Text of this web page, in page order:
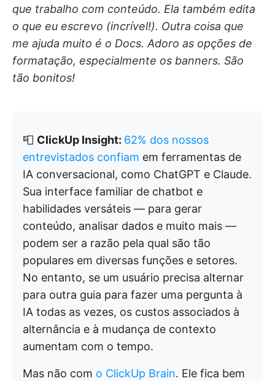
que trabalho com conteúdo. Ela também edita
o que eu escrevo (incrível!). Outra coisa que
me ajuda muito é o Docs. Adoro as opções de
formatação, especialmente os banners. São
tão bonitos!
📮 ClickUp Insight: 62% dos nossos
entrevistados confiam em ferramentas de
IA conversacional, como ChatGPT e Claude.
Sua interface familiar de chatbot e
habilidades versáteis — para gerar
conteúdo, analisar dados e muito mais —
podem ser a razão pela qual são tão
populares em diversas funções e setores.
No entanto, se um usuário precisa alternar
para outra guia para fazer uma pergunta à
IA todas as vezes, os custos associados à
alternância e à mudança de contexto
aumentam com o tempo.
Mas não com o ClickUp Brain. Ele fica bem